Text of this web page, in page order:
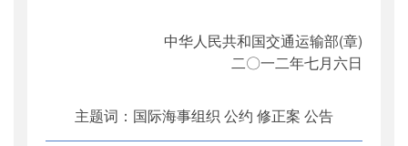
中华人民共和国交通运输部(章)
二〇一二年七月六日
主题词：国际海事组织 公约 修正案 公告